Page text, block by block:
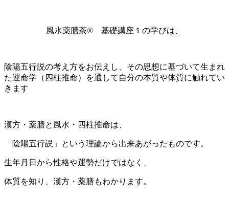
風水薬膳茶®︎ 基礎講座１の学びは、
陰陽五行説の考え方をお伝えし、その思想に基づいて生まれ
た運命学（四柱推命）を通して自分の本質や体質に触れてい
きます
漢方・薬膳と風水・四柱推命は、
「陰陽五行説」という理論から出来あがったものです。
生年月日から性格や運勢だけではなく、
体質を知り、漢方・薬膳もわかります。